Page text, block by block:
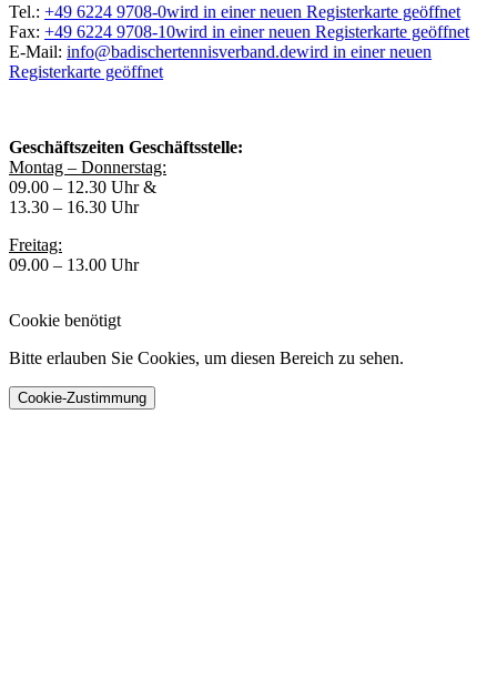
Tel.: +49 6224 9708-0wird in einer neuen Registerkarte geöffnet
Fax: +49 6224 9708-10wird in einer neuen Registerkarte geöffnet
E-Mail: info@badischertennisverband.dewird in einer neuen
Registerkarte geöffnet
Geschäftszeiten Geschäftsstelle:
Montag – Donnerstag:
09.00 – 12.30 Uhr &
13.30 – 16.30 Uhr
Freitag:
09.00 – 13.00 Uhr
Cookie benötigt
Bitte erlauben Sie Cookies, um diesen Bereich zu sehen.
Cookie-Zustimmung